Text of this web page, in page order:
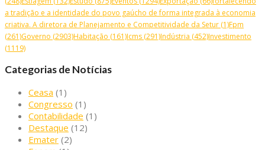
a tradição e a identidade do povo gaúcho de forma integrada à economia
criativa. A diretora de Planejamento e Competitividade da Setur (1)Fpm
(261)Governo (2903)Habitação (161)Icms (291)Indústria (452)Investimento
(1119)
Categorias de Notícias
Ceasa (1)
Congresso (1)
Contabilidade (1)
Destaque (12)
Emater (2)